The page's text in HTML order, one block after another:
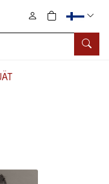
Hae
0
tuotetta